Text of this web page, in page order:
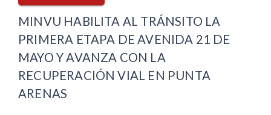
MINVU HABILITA AL TRÁNSITO LA
PRIMERA ETAPA DE AVENIDA 21 DE
MAYO Y AVANZA CON LA
RECUPERACIÓN VIAL EN PUNTA
ARENAS